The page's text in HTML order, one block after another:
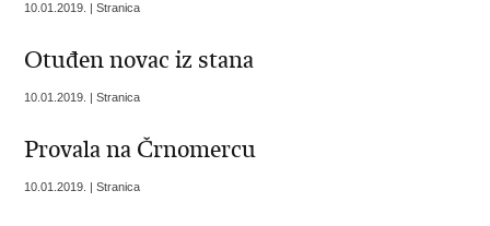
10.01.2019. | Stranica
Otuđen novac iz stana
10.01.2019. | Stranica
Provala na Črnomercu
10.01.2019. | Stranica